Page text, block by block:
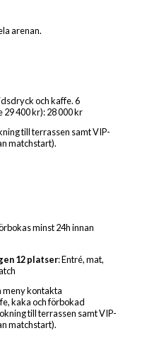
arenan.
och kaffe. 6
400 kr): 28 000 kr
till terrassen samt VIP-
matchstart).
minst 24h innan
12 platser: Entré, mat,
meny kontakta
kaka och förbokad
till terrassen samt VIP-
matchstart).